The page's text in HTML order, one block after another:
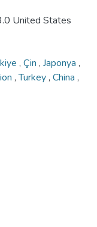
United States
, Çin , Japonya ,
,Turkey, China ,